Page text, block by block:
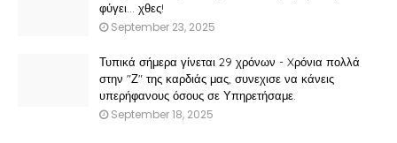
φύγει… χθες!
September 23, 2025
Τυπικά σήμερα γίνεται 29 χρόνων - Xρόνια πολλά
στην "Ζ" της καρδιάς μας, συνεχισε να κάνεις
υπερήφανους όσους σε Υπηρετήσαμε.
September 18, 2025